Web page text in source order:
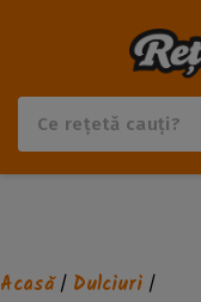
Acasă/ Dulciuri /